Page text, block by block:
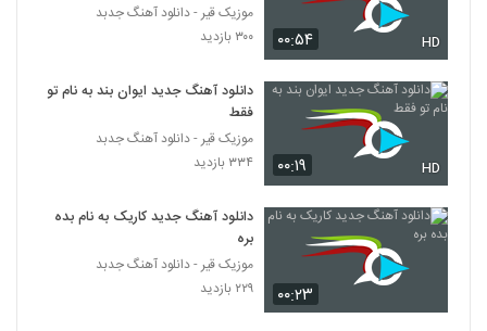
مسعود سعیدی آهنگ دوست داشتن
۱,۲۶۷ بازدید
دانلود آهنگ محمد نجم تکمیله دنیام
569
۷۵۹ بازدید
570
Mohsen Bahmani Begi Nagi
۱,۳۰۳ بازدید
۰۰:۵۴ HD
موزیک قیر - دانلود آهنگ جدبد
۳۰۰ بازدید
۰۰:۱۹ HD
دانلود آهنگ جدید ایوان بند به نام تو
فقط
موزیک قیر - دانلود آهنگ جدبد
۳۳۴ بازدید
۰۰:۲۳
دانلود آهنگ جدید کاریک به نام بده
بره
موزیک قیر - دانلود آهنگ جدبد
۲۲۹ بازدید